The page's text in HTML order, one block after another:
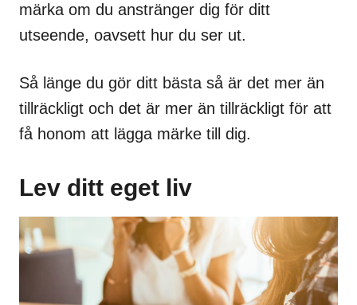
märka om du anstränger dig för ditt
utseende, oavsett hur du ser ut.
Så länge du gör ditt bästa så är det mer än
tillräckligt och det är mer än tillräckligt för att
få honom att lägga märke till dig.
Lev ditt eget liv